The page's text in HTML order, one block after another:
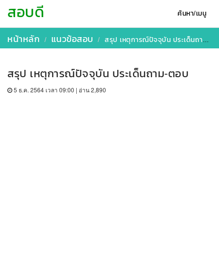
ค้นหา/เมนู
สอบดี
หน้าหลัก แนวข้อสอบ สรุป เหตุการณ์ปัจจุบัน ประเด็นถาม-ตอบ
สรุป เหตุการณ์ปัจจุบัน ประเด็นถาม-ตอบ
5 ธ.ค. 2564 เวลา 09:00 | อ่าน 2,890